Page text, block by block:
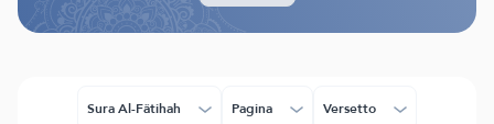
Sura Al-Fâtihah Pagina Versetto